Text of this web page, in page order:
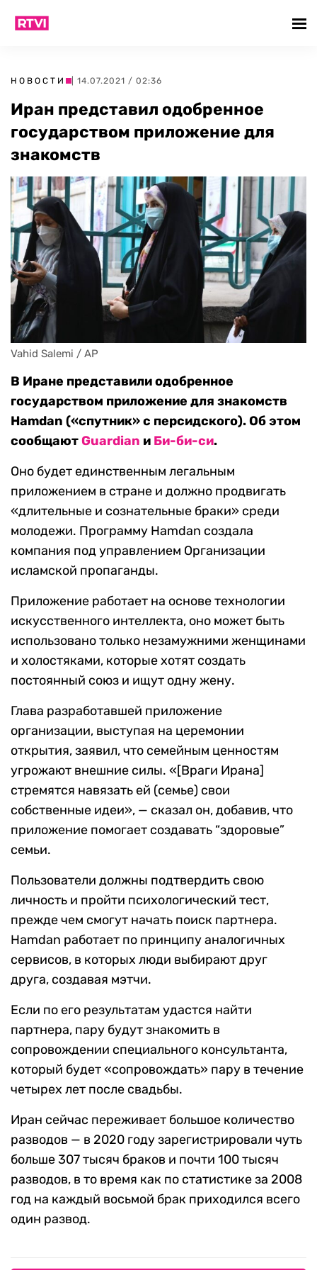
НОВОСТИ | 14.07.2021 / 02:36
Иран представил одобренное
государством приложение для
знакомств
Vahid Salemi / AP
В Иране представили одобренное
государством приложение для знакомств
Hamdan («спутник» с персидского). Об этом
сообщаютGuardian и Би-би-си.
Оно будет единственным легальным
приложением в стране и должно продвигать
«длительные и сознательные браки» среди
молодежи. Программу Hamdan создала
компания под управлением Организации
исламской пропаганды.
Приложение работает на основе технологии
искусственного интеллекта, оно может быть
использовано только незамужними женщинами
и холостяками, которые хотят создать
постоянный союз и ищут одну жену.
Глава разработавшей приложение
организации, выступая на церемонии
открытия, заявил, что семейным ценностям
угрожают внешние силы. «[Враги Ирана]
стремятся навязать ей (семье) свои
собственные идеи», — сказал он, добавив, что
приложение помогает создавать “здоровые”
семьи.
Пользователи должны подтвердить свою
личность и пройти психологический тест,
прежде чем смогут начать поиск партнера.
Hamdan работает по принципу аналогичных
сервисов, в которых люди выбирают друг
друга, создавая мэтчи.
Если по его результатам удастся найти
партнера, пару будут знакомить в
сопровождении специального консультанта,
который будет «сопровождать» пару в течение
четырех лет после свадьбы.
Иран сейчас переживает большое количество
разводов — в 2020 году зарегистрировали чуть
больше 307 тысяч браков и почти 100 тысяч
разводов, в то время как по статистике за 2008
год на каждый восьмой брак приходился всего
один развод.